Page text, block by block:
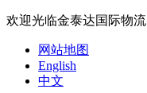
欢迎光临金泰达国际物流
网站地图
English
中文